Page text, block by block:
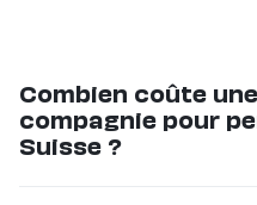
Combien coûte
compagnie pour
Suisse ?